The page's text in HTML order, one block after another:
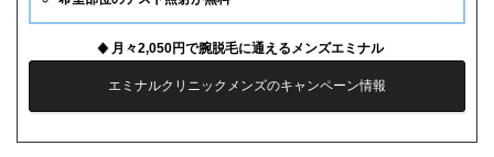
月々2,050円で腕脱毛に通えるメンズエミナル
エミナルクリニックメンズのキャンペーン情報